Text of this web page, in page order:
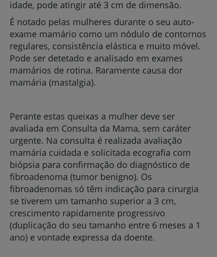
idade, pode atingir até 3 cm de dimensão.
É notado pelas mulheres durante o seu auto-
exame mamário como um nódulo de contornos
regulares, consistência elástica e muito móvel.
Pode ser detetado e analisado em exames
mamários de rotina. Raramente causa dor
mamária (mastalgia).
Perante estas queixas a mulher deve ser
avaliada em Consulta da Mama, sem caráter
urgente. Na consulta é realizada avaliação
mamária cuidada e solicitada ecografia com
biópsia para confirmação do diagnóstico de
fibroadenoma (tumor benigno). Os
fibroadenomas só têm indicação para cirurgia
se tiverem um tamanho superior a 3 cm,
crescimento rapidamente progressivo
(duplicação do seu tamanho entre 6 meses a 1
ano) e vontade expressa da doente.